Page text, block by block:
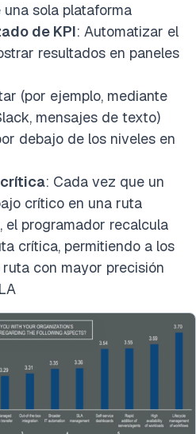
sola plataforma
de KPI: Automatizar el
resultados en paneles
(por ejemplo, mediante
mensajes de texto)
debajo de los niveles en
: Cada vez que un
crítico en una ruta
el programador recalcula
crítica, permitiendo a los
con mayor precisión